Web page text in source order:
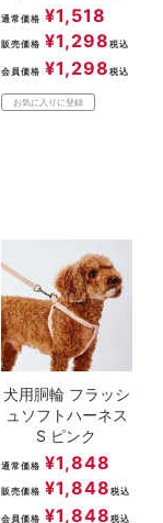
通常価格 ¥1,518
販売価格 ¥1,298 税込
会員価格 ¥1,298 税込
お気に入りに登録
犬用胴輪 フラッシ
ュソフトハーネス
S ピンク
通常価格 ¥1,848
販売価格 ¥1,848 税込
会員価格 ¥1,848 税込